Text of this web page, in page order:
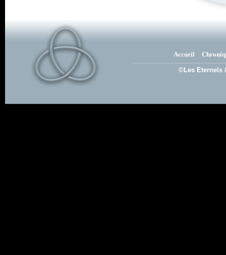
Accueil
©Les Eternels